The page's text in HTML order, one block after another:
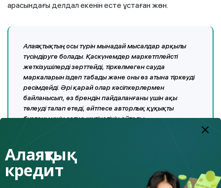
арасындағы делдал екенін есте ұстаған жөн.
Алаяқтықтың осы түрін мынадай мысалдар арқылы
түсіндіруге болады. Қаскүнемдер маркетплейсті
жеткізушілерді зерттейді, тіркелмеген сауда
маркаларын іздеп табады және оны өз атына тіркеуді
ресімдейді. Әрі қарай олар кәсіпкерлермен
байланысып, өз брендін пайдаланғаны үшін ақы
төлеуді талап етеді, әйтпесе авторлық құқықты
бұзғаны үшін сотқа жүгінетінін айтады.
Тағы бір әдіс – маркетплейс әкімшілігінен қоңырау соғып
тұрмыз деп алдау. Кәсіпкерлерге белгілі бір сомаға
олардың тауарларын немесе қызметтерін ілгерілету үшін
Алаяқтық
кредит